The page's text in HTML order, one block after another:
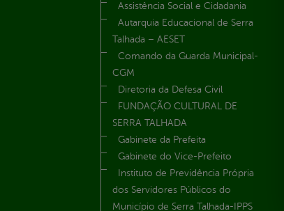
Assistência Social e Cidadania
Autarquia Educacional de Serra
Talhada – AESET
Comando da Guarda Municipal-
CGM
Diretoria da Defesa Civil
FUNDAÇÃO CULTURAL DE
SERRA TALHADA
Gabinete da Prefeita
Gabinete do Vice-Prefeito
Instituto de Previdência Própria
dos Servidores Públicos do
Município de Serra Talhada-IPPS